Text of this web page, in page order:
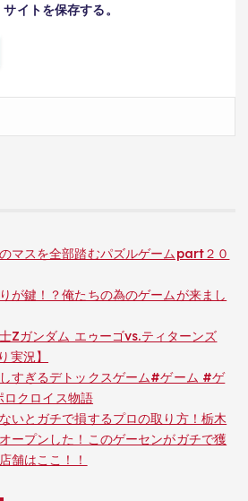
イトを保存する。
マスを全部踏むパズルゲームpart２０
が鍵！？俺たちの為のゲームが来まし
Zガンダム エゥーゴvs.ティターンズ
況】
すぎるデトックスゲーム#ゲーム #ゲ
クロイス物語
いとガチで損するプロの取り方！栃木
ープンした！このゲーセンがガチで獲
舗はここ！！